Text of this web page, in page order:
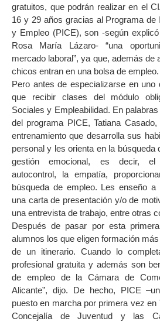
gratuitos, que podrán realizar en el
16 y 29 años gracias al Programa de
y Empleo (PICE), son -según
Rosa María Lázaro- “una
mercado laboral”, ya que, además de
chicos entran en una bolsa de empleo.
Pero antes de especializarse en
que recibir clases del módulo
Sociales y Empleabilidad. En
del programa PICE, Tatiana
entrenamiento que desarrolla sus
personal y les orienta en la búsqueda
gestión emocional, es decir, el
autocontrol, la empatía,
búsqueda de empleo. Les enseño a
una carta de presentación y/o de
una entrevista de trabajo, entre otras
Después de pasar por esta
alumnos los que eligen formación
de un itinerario. Cuando lo
profesional gratuita y además son
de empleo de la Cámara de
Alicante”, dijo. De hecho, PICE
puesto en marcha por primera vez en
Concejalía de Juventud y las